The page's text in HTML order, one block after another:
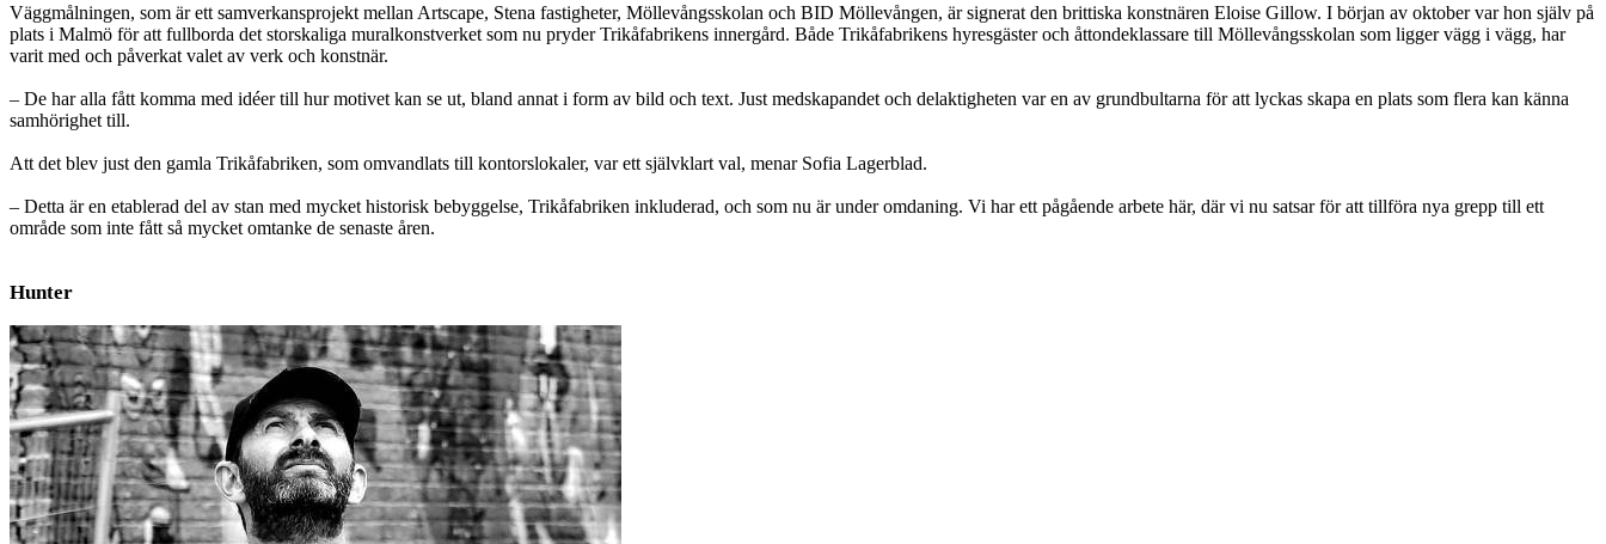
Väggmålningen, som är ett samverkansprojekt mellan Artscape, Stena fastigheter, Möllevångsskolan och BID Möllevången, är signerat den brittiska konstnären Eloise Gillow. I början av oktober var hon själv på
plats i Malmö för att fullborda det storskaliga muralkonstverket som nu pryder Trikåfabrikens innergård. Både Trikåfabrikens hyresgäster och åttondeklassare till Möllevångsskolan som ligger vägg i vägg, har
varit med och påverkat valet av verk och konstnär.
– De har alla fått komma med idéer till hur motivet kan se ut, bland annat i form av bild och text. Just medskapandet och delaktigheten var en av grundbultarna för att lyckas skapa en plats som flera kan känna
samhörighet till.
Att det blev just den gamla Trikåfabriken, som omvandlats till kontorslokaler, var ett självklart val, menar Sofia Lagerblad.
– Detta är en etablerad del av stan med mycket historisk bebyggelse, Trikåfabriken inkluderad, och som nu är under omdaning. Vi har ett pågående arbete här, där vi nu satsar för att tillföra nya grepp till ett
område som inte fått så mycket omtanke de senaste åren.
Hunter